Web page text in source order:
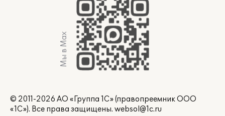
Мы в Max
© 2011-2026 АО «Группа 1С» (правопреемник ООО
«1С»). Все права защищены. websol@1c.ru